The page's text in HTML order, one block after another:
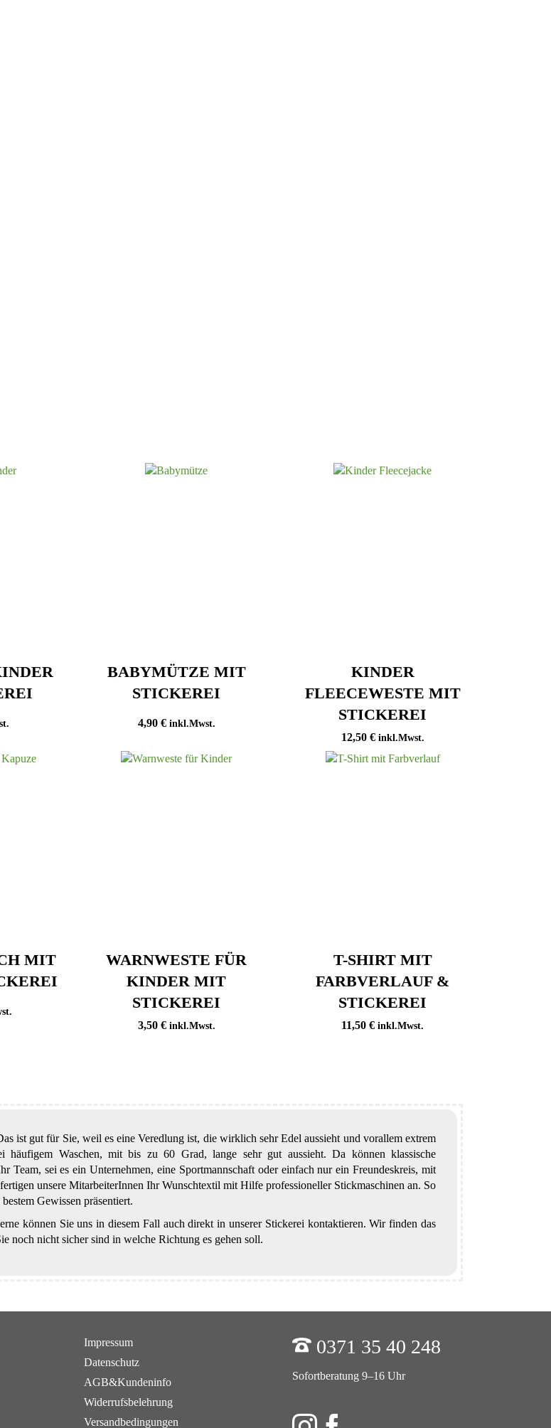
BABYMÜTZE MIT
STICKEREI
4,90 € inkl.Mwst.
KINDER
FLEECEWESTE MIT
STICKEREI
12,50 € inkl.Mwst.
MIT
WARNWESTE FÜR
KINDER MIT
STICKEREI
3,50 € inkl.Mwst.
T-SHIRT MIT
FARBVERLAUF &
STICKEREI
11,50 € inkl.Mwst.
ist gut für Sie, weil es eine Veredlung ist, die wirklich sehr Edel aussieht und vorallem extrem
Waschen, mit bis zu 60 Grad, lange sehr gut aussieht. Da können klassische
sei es ein Unternehmen, eine Sportmannschaft oder einfach nur ein Freundeskreis, mit
unsere MitarbeiterInnen Ihr Wunschtextil mit Hilfe professioneller Stickmaschinen an. So
Gewissen präsentiert.
können Sie uns in diesem Fall auch direkt in unserer Stickerei kontaktieren. Wir finden das
noch nicht sicher sind in welche Richtung es gehen soll.
Impressum
Datenschutz
AGB&Kundeninfo
Widerrufsbelehrung
Versandbedingungen
0371 35 40 248
Sofortberatung 9–16 Uhr